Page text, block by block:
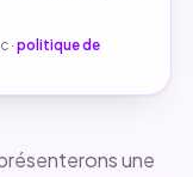
· politique de
une